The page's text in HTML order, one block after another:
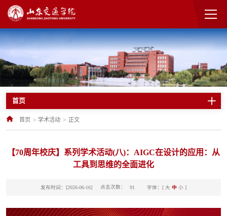
首页
首页 > 学术活动 > 正文
【70周年校庆】系列学术活动(八)：AIGC在设计的应用：从
工具到思维的全面进化
发布时间：[2026-06-16] 点击次数： 91 字体：[ 大 中 小 ]